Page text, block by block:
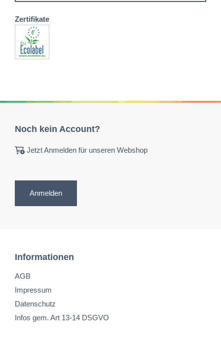
Zertifikate
Noch kein Account?
Jetzt Anmelden für unseren Webshop
Anmelden
Informationen
AGB
Impressum
Datenschutz
Infos gem. Art 13-14 DSGVO